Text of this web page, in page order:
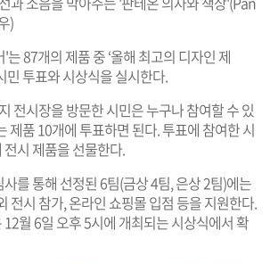
)
87개의 제품 중 ‘올해 최고의 디자인 제
민 투표와 시상식을 실시한다.
전시장을 방문한 시민은 누구나 참여할 수 있
제품 10개에 투표하면 된다. 투표에 참여한 시
시 제품을 선물한다.
를 통해 선정된 6팀(금상 4팀, 은상 2팀)에는
전시 참가, 온라인 쇼핑몰 입점 등을 지원한다.
월 6일 오후 5시에 개최되는 시상식에서 확